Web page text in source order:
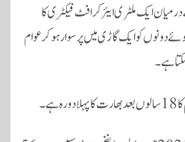
ایک ملٹری ایئر کرافٹ فیکٹری کا
دونوں کو ایک گاڑی میں پر سوار ہو کر عوام
ہے۔